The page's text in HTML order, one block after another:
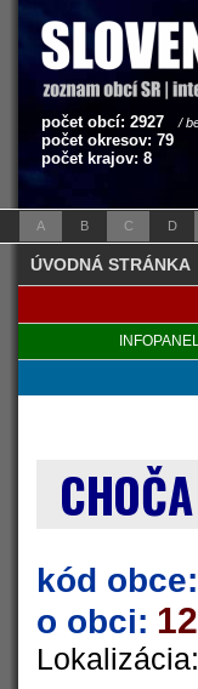
počet obcí: 2927 /
počet okresov: 79
počet krajov: 8
A B C D
ÚVODNÁ STRÁNKA
CHOČA
kód obce:
o obci:
Lokalizácia: